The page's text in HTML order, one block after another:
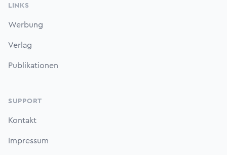
LINKS
Werbung
Verlag
Publikationen
SUPPORT
Kontakt
Impressum